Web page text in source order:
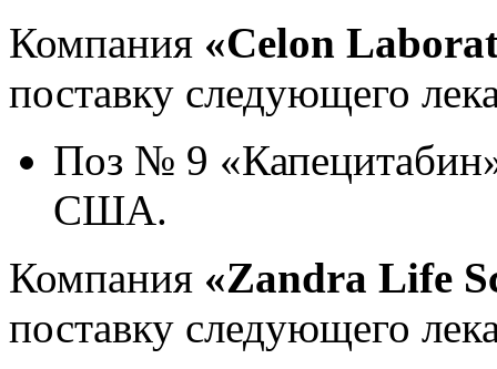
Компания «Celon
поставку следующего
Поз № 9
США.
Компания «Zandra Life
поставку следующего